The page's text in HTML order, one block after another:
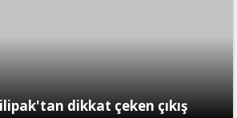
dikkat çeken çıkış